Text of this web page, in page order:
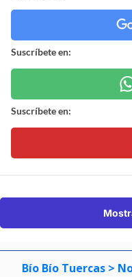
Suscríbete en:
Suscríbete en:
Bío Bío Tuercas >